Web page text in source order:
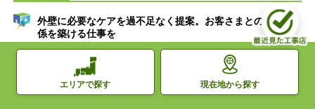
外壁に必要なケアを過不足なく提案。お客さまとの信頼関
係を築ける仕事を
エリアで探す 現在地から探す